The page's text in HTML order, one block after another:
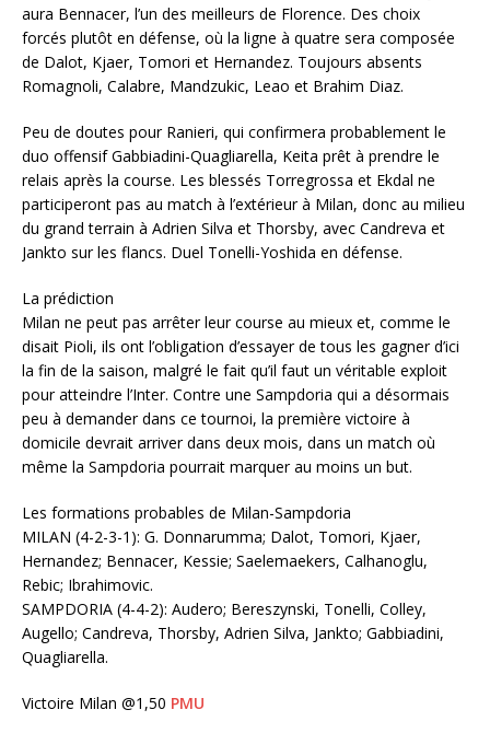
aura Bennacer, l’un des meilleurs de Florence. Des choix
forcés plutôt en défense, où la ligne à quatre sera composée
de Dalot, Kjaer, Tomori et Hernandez. Toujours absents
Romagnoli, Calabre, Mandzukic, Leao et Brahim Diaz.
Peu de doutes pour Ranieri, qui confirmera probablement le
duo offensif Gabbiadini-Quagliarella, Keita prêt à prendre le
relais après la course. Les blessés Torregrossa et Ekdal ne
participeront pas au match à l’extérieur à Milan, donc au milieu
du grand terrain à Adrien Silva et Thorsby, avec Candreva et
Jankto sur les flancs. Duel Tonelli-Yoshida en défense.
La prédiction
Milan ne peut pas arrêter leur course au mieux et, comme le
disait Pioli, ils ont l’obligation d’essayer de tous les gagner d’ici
la fin de la saison, malgré le fait qu’il faut un véritable exploit
pour atteindre l’Inter. Contre une Sampdoria qui a désormais
peu à demander dans ce tournoi, la première victoire à
domicile devrait arriver dans deux mois, dans un match où
même la Sampdoria pourrait marquer au moins un but.
Les formations probables de Milan-Sampdoria
MILAN (4-2-3-1): G. Donnarumma; Dalot, Tomori, Kjaer,
Hernandez; Bennacer, Kessie; Saelemaekers, Calhanoglu,
Rebic; Ibrahimovic.
SAMPDORIA (4-4-2): Audero; Bereszynski, Tonelli, Colley,
Augello; Candreva, Thorsby, Adrien Silva, Jankto; Gabbiadini,
Quagliarella.
Victoire Milan @1,50 PMU